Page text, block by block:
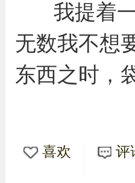
我提着
无数我不想
东西之时，
喜欢 评